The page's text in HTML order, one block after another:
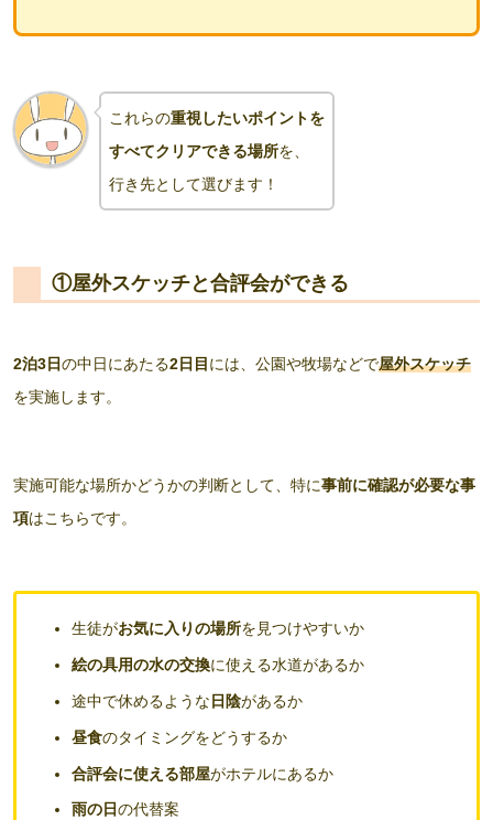
これらの重視したいポイントを
すべてクリアできる場所を、
行き先として選びます ！
①屋外スケッチと合評会ができる
2泊3日の中日にあたる2日目 には、公園や牧場などで屋外スケッチ
を実施します。
実施可能な場所かどうかの判断として、特に事前に確認が必要な事
項はこちらです。
生徒がお気に入りの場所を見つけやすいか
絵の具用の水の交換に使える水道があるか
途中で休めるような 日陰があるか
昼食のタイミングをどうするか
合評会に使える部屋がホテルにあるか
雨の日の代替案